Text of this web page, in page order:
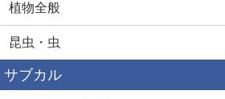
植物全般
昆虫・虫
サブカル